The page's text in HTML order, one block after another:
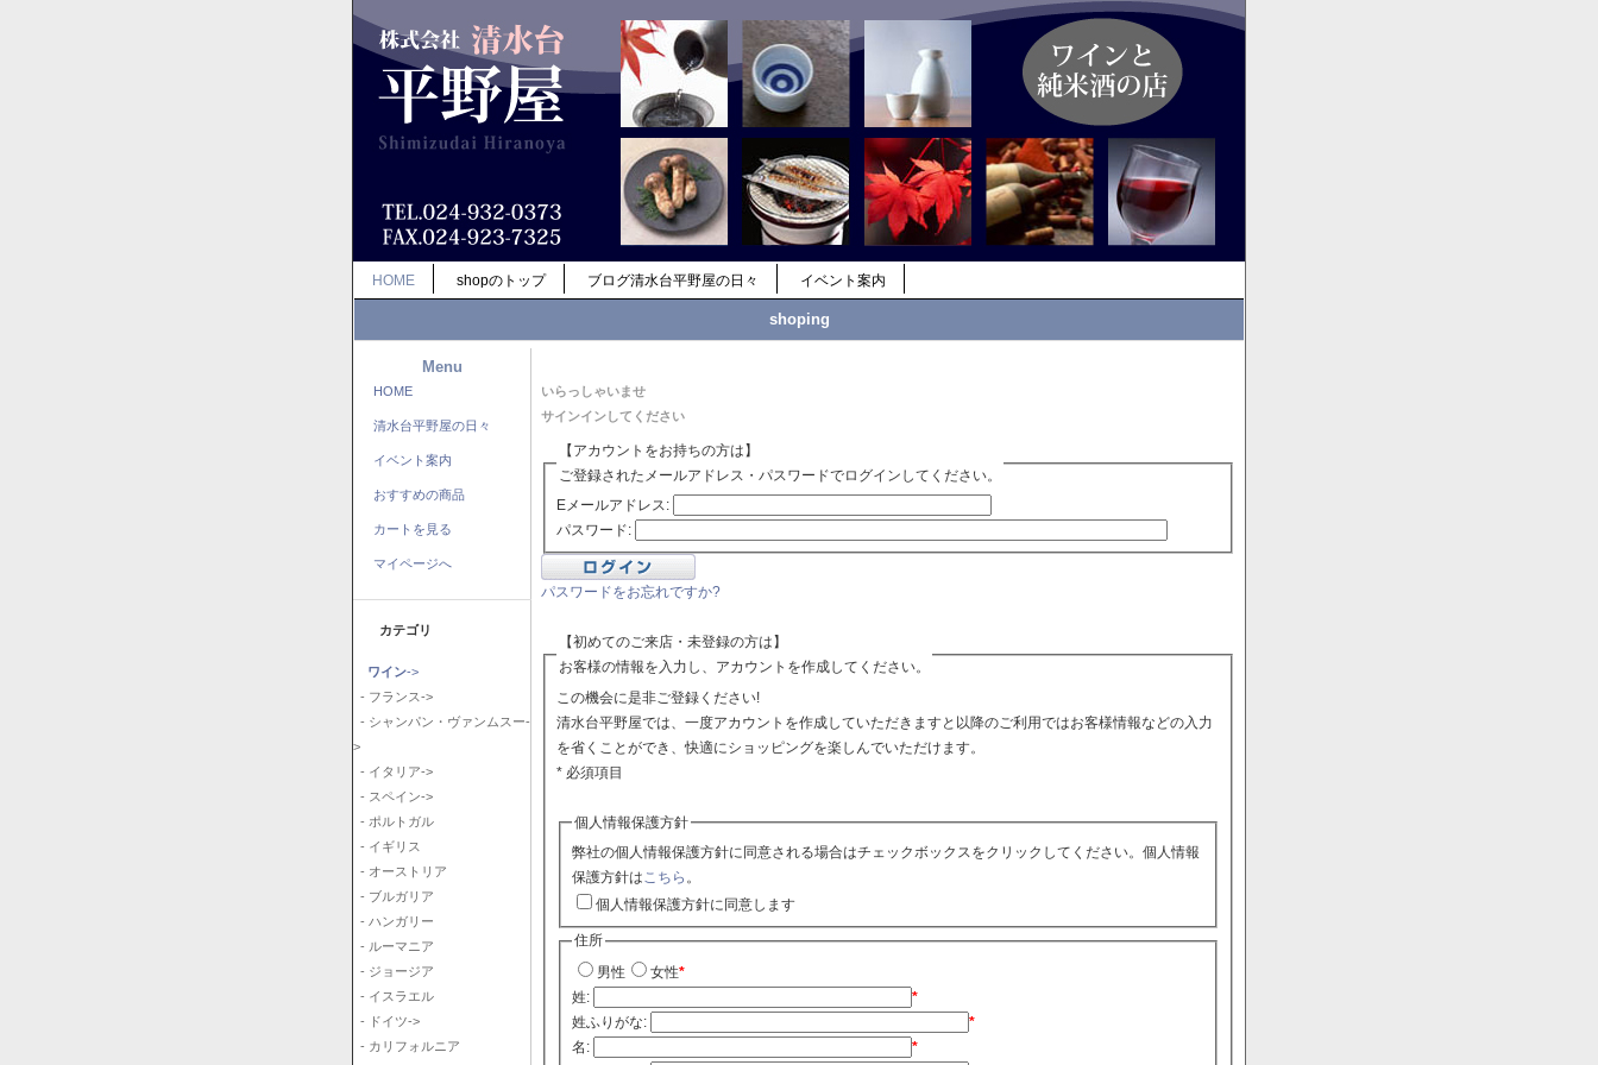
HOME shopのトップ ブログ清水台平野屋の日々 イベント案内
shoping
Menu
HOME
清水台平野屋の日々
イベント案内
おすすめの商品
カートを見る
マイページへ
カテゴリ
ワイン->
- フランス->
- シャンパン・ヴァンムスー-
>
- イタリア->
- スペイン->
- ポルトガル
- イギリス
- オーストリア
- ブルガリア
- ハンガリー
- ルーマニア
- ジョージア
- イスラエル
- ドイツ->
- カリフォルニア
いらっしゃいませ
サインインしてください
【アカウントをお持ちの方は】
ご登録されたメールアドレス・パスワードでログインしてください。
Eメールアドレス:
パスワード:
パスワードをお忘れですか?
【初めてのご来店・未登録の方は】
お客様の情報を入力し、アカウントを作成してください。
この機会に是非ご登録ください!
清水台平野屋では、一度アカウントを作成していただきますと以降のご利用ではお客様情報などの入力
を省くことができ、快適にショッピングを楽しんでいただけます。
* 必須項目
個人情報保護方針
弊社の個人情報保護方針に同意される場合はチェックボックスをクリックしてください。個人情報
保護方針は こちら 。
個人情報保護方針に同意します
住所
男性
女性*
姓:
*
姓ふりがな:
*
名:
*